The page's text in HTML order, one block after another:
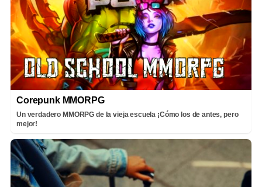
Corepunk MMORPG
Un verdadero MMORPG de la vieja escuela ¡Cómo los de antes, pero
mejor!